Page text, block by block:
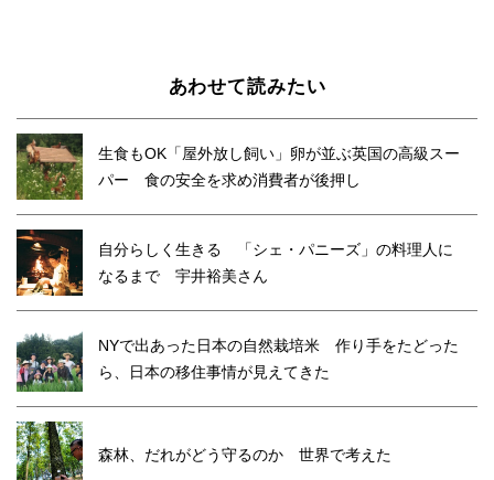
あわせて読みたい
生食もOK「屋外放し飼い」卵が並ぶ英国の高級スー
パー 食の安全を求め消費者が後押し
自分らしく生きる 「シェ・パニーズ」の料理人に
なるまで 宇井裕美さん
NYで出あった日本の自然栽培米 作り手をたどった
ら、日本の移住事情が見えてきた
森林、だれがどう守るのか 世界で考えた